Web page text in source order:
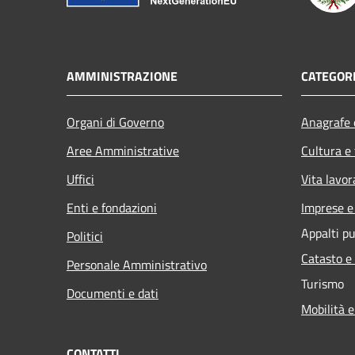
AMMINISTRAZIONE
Organi di Governo
Aree Amministrative
Uffici
Enti e fondazioni
Politici
Personale Amministrativo
Documenti e dati
Cultura
Vita
Imprese
Appalti
Catasto
Turismo
Mobilità